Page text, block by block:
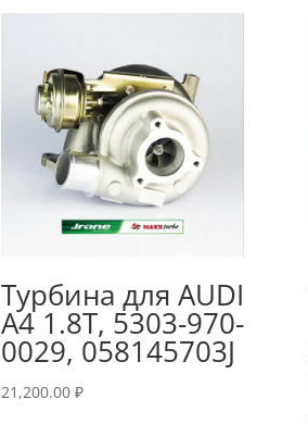
Турбина для AUDI
A4 1.8T, 5303-970-
0029, 058145703J
21,200.00 ₽